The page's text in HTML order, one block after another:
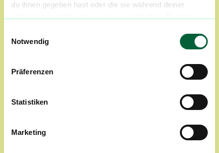
du ihnen gegeben hast oder die sie während deiner
Notwendig
Präferenzen
Statistiken
Marketing
Noten. Das Ergebnis sind häufig komplexere
Profile mit einem warmen, kräftigen Charakter.